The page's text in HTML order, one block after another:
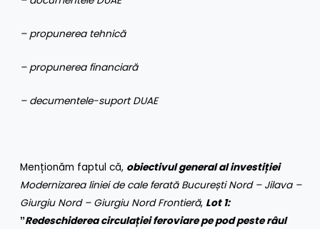
– propunerea tehnică
– propunerea financiară
– decumentele-suport DUAE
Menționăm faptul că, obiectivul general al investiției
Modernizarea liniei de cale ferată București Nord – Jilava –
Giurgiu Nord – Giurgiu Nord Frontieră, Lot 1:
ˮRedeschiderea circulației feroviare pe pod peste râul